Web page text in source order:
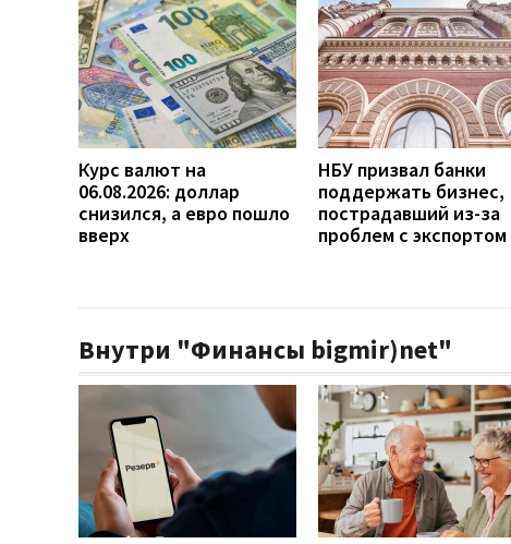
Курс валют на
06.08.2026: доллар
снизился, а евро пошло
вверх
НБУ призвал банки
поддержать бизнес,
пострадавший из-за
проблем с экспортом
Внутри "Финансы bigmir)net"